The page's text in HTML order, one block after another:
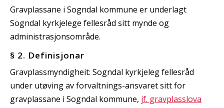
Gravplassane i Sogndal kommune er underlagt
Sogndal kyrkjelege fellesråd sitt mynde og
administrasjonsområde.
§ 2. Definisjonar
Gravplassmyndigheit: Sogndal kyrkjeleg fellesråd
under utøving av forvaltnings-ansvaret sitt for
gravplassane i Sogndal kommune, jf. gravplasslova